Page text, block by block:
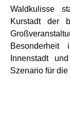
Waldkulisse
Kurstadt der
Innenstadt
Szenario für